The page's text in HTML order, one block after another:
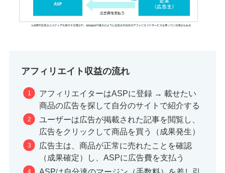
アフィリエイト収益の流れ
アフィリエイターはASPに登録 → 載せたい
商品の広告を探して自分のサイトで紹介する
ユーザーは広告が掲載された記事を閲覧し、
広告をクリックして商品を買う（成果発生）
広告主は、商品が正常に売れたことを確認
（成果確定）し、ASPに広告費を支払う